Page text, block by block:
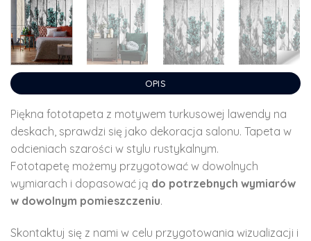
OPIS
Piękna fototapeta z motywem turkusowej lawendy na
deskach, sprawdzi się jako dekoracja salonu. Tapeta w
odcieniach szarości w stylu rustykalnym.
Fototapetę możemy przygotować w dowolnych
wymiarach i dopasować ją do potrzebnych wymiarów
w dowolnym pomieszczeniu.
Skontaktuj się z nami w celu przygotowania wizualizacji i